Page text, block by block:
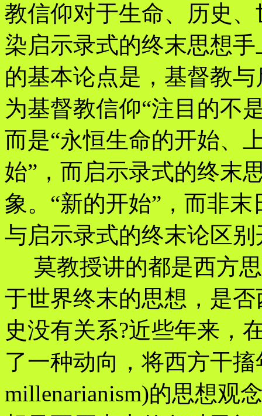
教信仰对于生命、历史
染启示录式的终末思想
的基本论点是，基督教
为基督教信仰“注目的不
而是“永恒生命的开始、
始”，而启示录式的终末
象。“新的开始”，而非
与启示录式的终末论区
莫教授讲的都是西方
于世界终末的思想，是
史没有关系?近些年来，
了一种动向，将西方干
millenarianism)的思想观